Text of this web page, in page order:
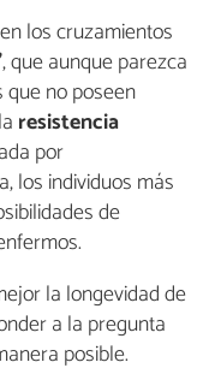
los cruzamientos
, que aunque parezca
no poseen
resistencia
por
los individuos más
de
la longevidad de
a la pregunta
posible.